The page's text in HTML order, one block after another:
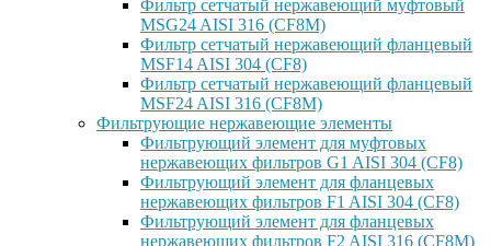
Фильтр сетчатый нержавеющий муфтовый
MSG24 AISI 316 (CF8M)
Фильтр сетчатый нержавеющий фланцевый
MSF14 AISI 304 (CF8)
Фильтр сетчатый нержавеющий фланцевый
MSF24 AISI 316 (CF8M)
Фильтрующие нержавеющие элементы
Фильтрующий элемент для муфтовых
нержавеющих фильтров G1 AISI 304 (CF8)
Фильтрующий элемент для фланцевых
нержавеющих фильтров F1 AISI 304 (CF8)
Фильтрующий элемент для фланцевых
нержавеющих фильтров F2 AISI 316 (CF8M)